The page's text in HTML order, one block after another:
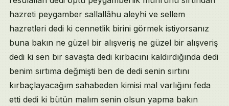
hazreti peygamber sallallâhu aleyhi ve sellem
hazretleri dedi ki cennetlik birini görmek istiyorsanız
buna bakın ne güzel bir alışveriş ne güzel bir alışveriş
dedi ki sen bir savaşta dedi kırbacını kaldırdığında dedi
benim sırtıma değmişti ben de dedi senin sırtını
kırbaçlayacağım sahabeden kimisi mal varlığını feda
etti dedi ki bütün malım senin olsun yapma bakın